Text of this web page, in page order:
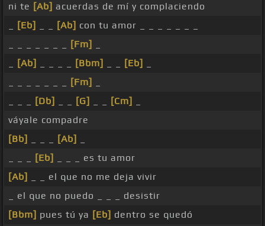
ni te [Ab] acuerdas de mí y complaciendo
[Eb] [Ab] con tu amor _ _ _ _ _ _ _
[Fm]
[Ab] [Bbm] [Eb]
[Fm]
[Db] [G] [Cm]
váyale compadre
[Bb]
[Ab]
[Eb]
_ _ _ es tu amor
[Ab]
_ _ el que no me deja vivir
_ el que no puedo _ _ _ desistir
[Bbm] pues tú ya [Eb] dentro se quedó